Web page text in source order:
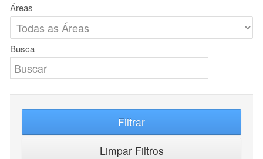
Áreas
Busca
Filtrar
Limpar Filtros